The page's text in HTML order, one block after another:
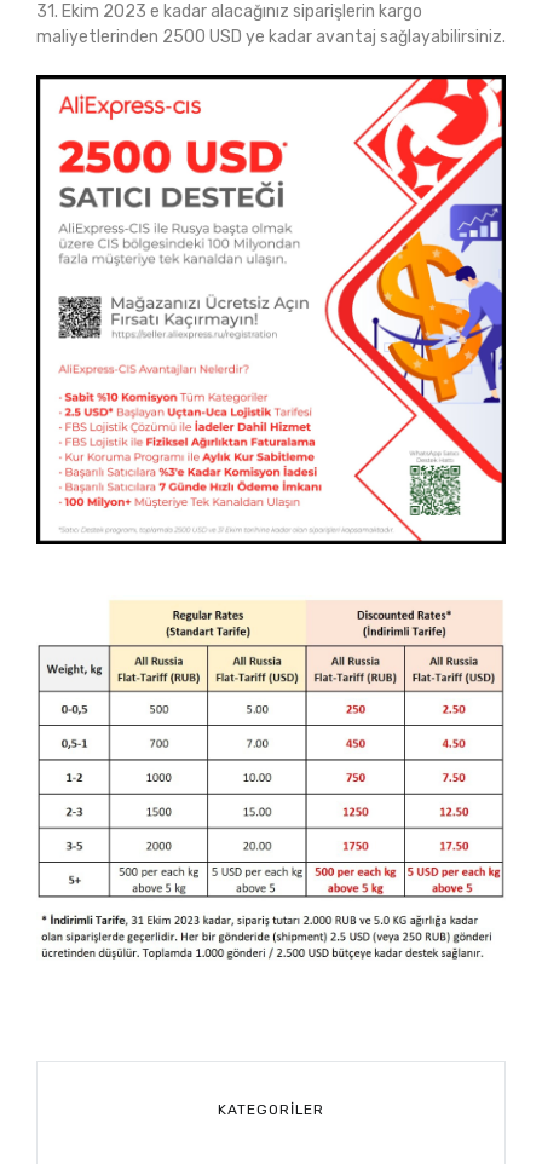
31. Ekim 2023 e kadar alacağınız siparişlerin kargo
maliyetlerinden 2500 USD ye kadar avantaj sağlayabilirsiniz.
KATEGORILER